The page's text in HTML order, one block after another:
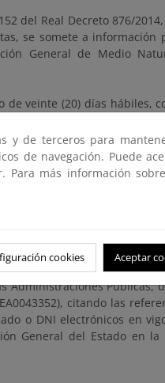
del Real Decreto 876/
se somete a información
General de Medio
veinte (20) días hábiles,
de este anuncio en el
caso, presentar las
así como en las
establecidos en la Ley
Administraciones Públicas,
citando las
o DNI electrónicos en
General del Estado en la
y de terceros para
de navegación. Puede
Para más información
cookies Aceptar